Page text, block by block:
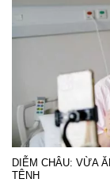
DIỄM CHÂU: VỪA
TÊNH